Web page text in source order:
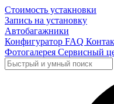
Стоимость устакновки
Запись на установку
Автобагажники
Конфигуратор FAQ
Фотогалерея Сервисный